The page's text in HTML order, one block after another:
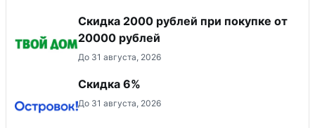
Скидка 2000 рублей при покупке от
20000 рублей
До 31 августа, 2026
Скидка 6%
До 31 августа, 2026